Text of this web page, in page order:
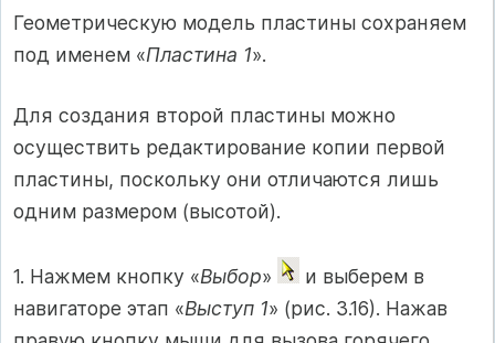
Геометрическую модель пластины сохраняем
под именем «Пластина 1».
Для создания второй пластины можно
осуществить редактирование копии первой
пластины, поскольку они отличаются лишь
одним размером (высотой).
1. Нажмем кнопку «Выбор»
и выберем в
навигаторе этап «Выступ 1» (рис. 3.16). Нажав